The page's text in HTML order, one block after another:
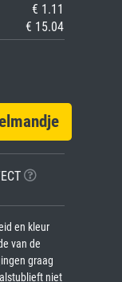
€ 1.11
€ 15.04
en kleur
van de
graag
niet